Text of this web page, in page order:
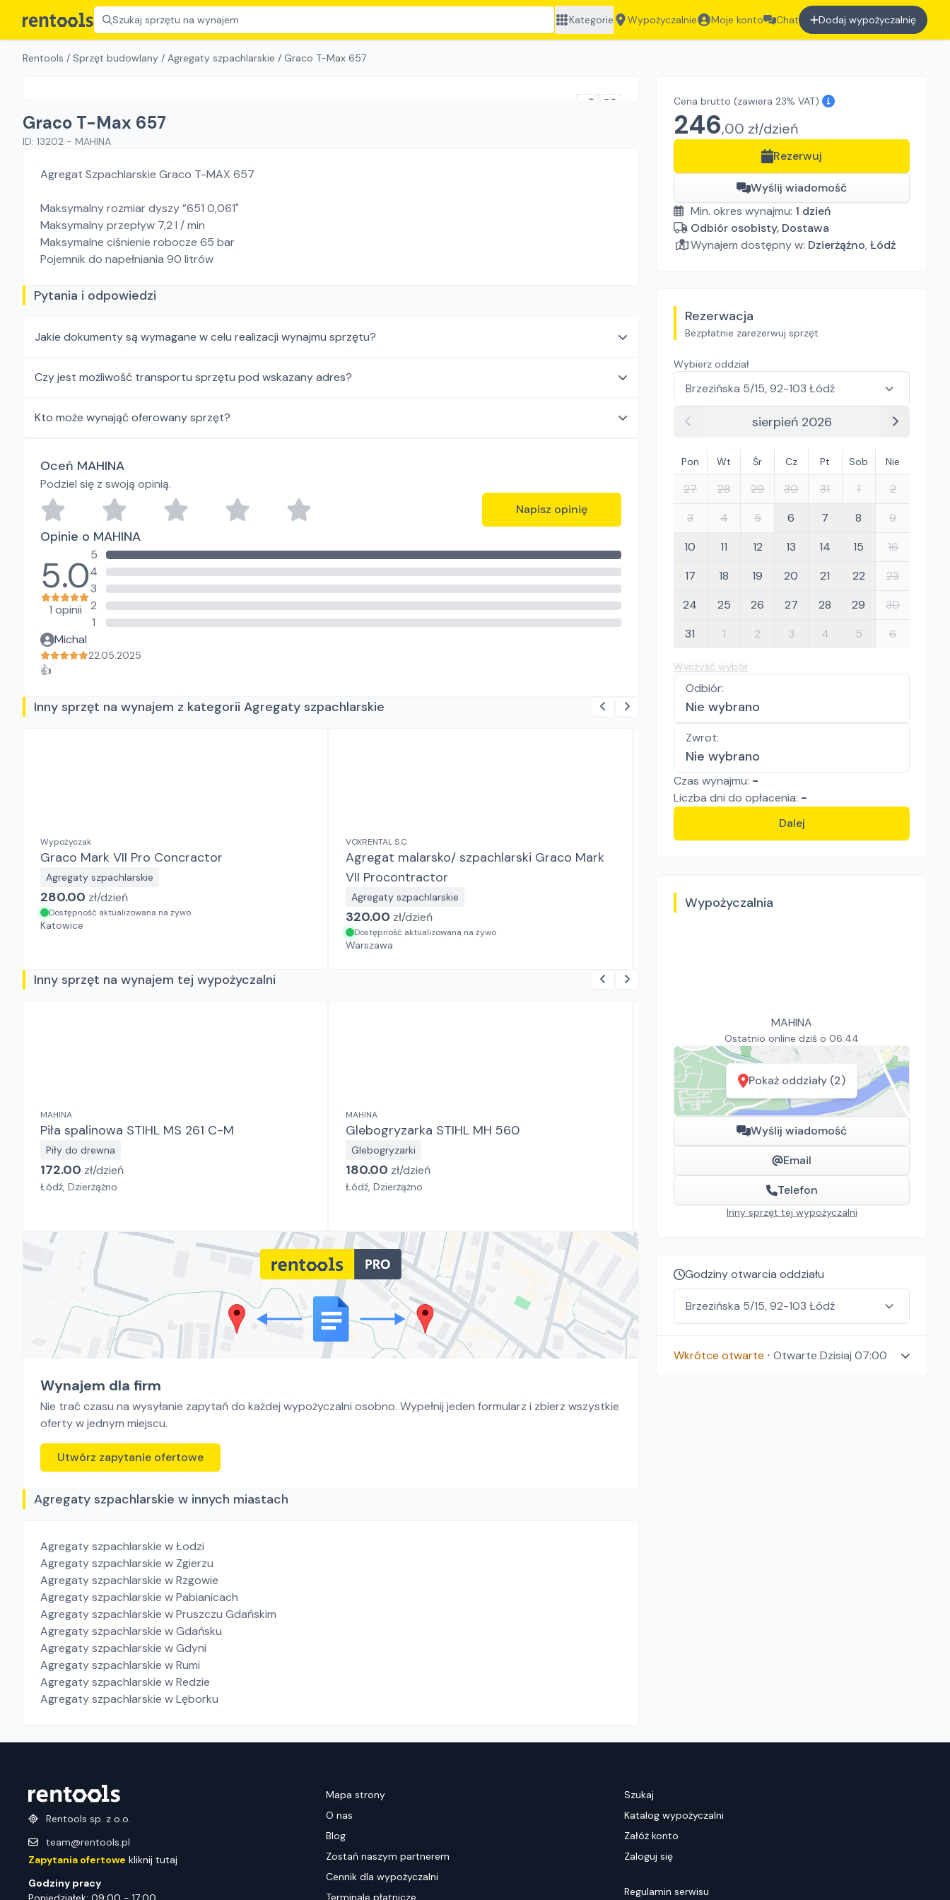
Szukaj sprzętu na wynajem Kategorie Wypożyczalnie Moje konto Chat Dodaj wypożyczalnię
Rentools / Sprzęt budowlany / Agregaty szpachlarskie / Graco T-Max 657
Graco T-Max 657
ID: 13202 - MAHINA
Cena brutto (zawiera 23% VAT)
246,00 zł/dzień
Rezerwuj
Wyślij wiadomość
Min. okres wynajmu: 1 dzień
Odbiór osobisty, Dostawa
Wynajem dostępny w: Dzierżążno,Łódź
Rezerwacja
Bezpłatnie zarezerwuj sprzęt
Wybierz oddział
sierpień 2026
Pon Wt Śr Cz Pt Sob Nie
27 28 29 30 31 1
2
3
4 5 6 7 8
9
10
11 12 13 14 15
16
17
18 19 20 21 22
23
24
25 26 27 28 29
30
31
1 2 3 4 5 6
Wyczyść wybór
Odbiór:
Nie wybrano
Zwrot:
Nie wybrano
Czas wynajmu: -
Liczba dni do opłacenia: -
Dalej
Wypożyczalnia
MAHINA
Ostatnio online dziś o 06:44
Pokaż oddziały (2)
Wyślij wiadomość
Email
Telefon
Inny sprzęt tej wypożyczalni
Godziny otwarcia oddziału
Wkrótce otwarte ⋅ Otwarte Dzisiaj 07:00
Agregat Szpachlarskie Graco T-MAX 657
Maksymalny rozmiar dyszy ”651 0,061"
Maksymalny przepływ 7,2 l / min
Maksymalne ciśnienie robocze 65 bar
Pojemnik do napełniania 90 litrów
Pytania i odpowiedzi
Jakie dokumenty są wymagane w celu realizacji wynajmu sprzętu?
Czy jest możliwość transportu sprzętu pod wskazany adres?
Kto może wynająć oferowany sprzęt?
Oceń MAHINA
Podziel się z swoją opinią.
Napisz opinię
Opinie o MAHINA
5.0
1 opinii
5
4
3
2
1
Michal
22.05.2025
👍
Inny sprzęt na wynajem z kategorii Agregaty szpachlarskie
Wypożyczak
Graco Mark VII Pro Concractor
Agregaty szpachlarskie
280.00 zł/dzień
Dostępność aktualizowana na żywo
Katowice
VOXRENTAL S.C
Agregat malarsko/ szpachlarski Graco Mark
VII Procontractor
Agregaty szpachlarskie
320.00 zł/dzień
Dostępność aktualizowana na żywo
Warszawa
Best Elektro
246.00zł/ dzień
Dostępność aktualizowana na żywo
Inny sprzęt na wynajem tej wypożyczalni
MAHINA
Piła spalinowa STIHL MS 261 C-M
Piły do drewna
172.00 zł/dzień
Łódź, Dzierżążno
MAHINA
Glebogryzarka STIHL MH 560
Glebogryzarki
180.00 zł/dzień
Łódź, Dzierżążno
MAHINA
Glebogryzarka Stihl MH700
Glebogryzarki
246.00
Wynajem dla firm
Nie trać czasu na wysyłanie zapytań do każdej wypożyczalni osobno. Wypełnij jeden formularz i zbierz wszystkie
oferty w jednym miejscu.
Utwórz zapytanie ofertowe
Agregaty szpachlarskie w innych miastach
Agregaty szpachlarskie w Łodzi
Agregaty szpachlarskie w Zgierzu
Agregaty szpachlarskie w Rzgowie
Agregaty szpachlarskie w Pabianicach
Agregaty szpachlarskie w Pruszczu Gdańskim
Agregaty szpachlarskie w Gdańsku
Agregaty szpachlarskie w Gdyni
Agregaty szpachlarskie w Rumi
Agregaty szpachlarskie w Redzie
Agregaty szpachlarskie w Lęborku
Rentools sp. z o.o.
team@rentools.pl
Zapytania ofertowe kliknij tutaj
Godziny pracy
Mapa strony
O nas
Blog
Zostań naszym partnerem
Cennik dla wypożyczalni
Terminale płatnicze
Szukaj
Katalog wypożyczalni
Załóż konto
Zaloguj się
Regulamin serwisu